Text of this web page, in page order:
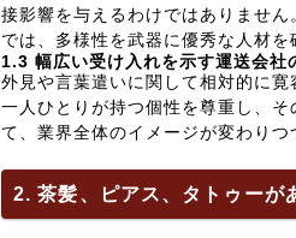
接影響を与えるわけではありませ
では、多様性を武器に優秀な人材を
1.3 幅広い受け入れを示す運送会社
外見や言葉遣いに関して相対的に
一人ひとりが持つ個性を尊重し、
て、業界全体のイメージが変わり
2. 茶髪、ピアス、タトゥーが